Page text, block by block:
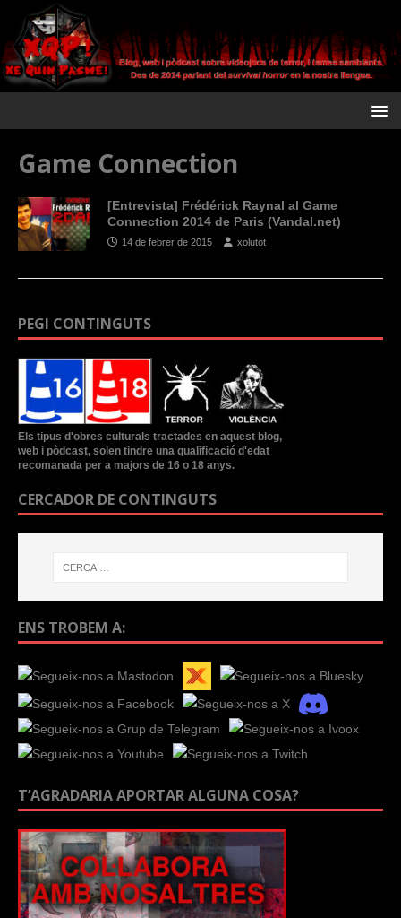
Game Connection
[Entrevista] Frédérick Raynal al Game
Connection 2014 de Paris (Vandal.net)
14 de febrer de 2015 xolutot
PEGI CONTINGUTS
Els tipus d'obres culturals tractades en aquest blog,
web i pòdcast, solen tindre una qualificació d'edat
recomanada per a majors de 16 o 18 anys.
CERCADOR DE CONTINGUTS
ENS TROBEM A:
T’AGRADARIA APORTAR ALGUNA COSA?